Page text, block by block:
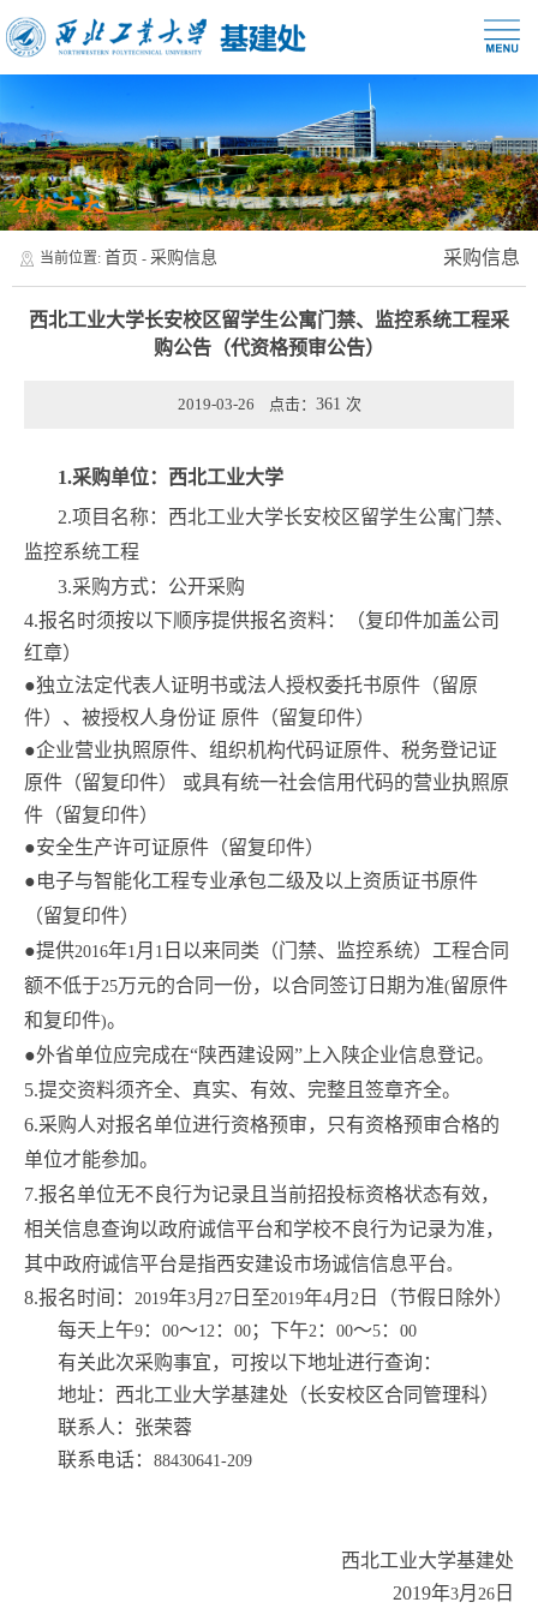
当前位置: 首页 - 采购信息 采购信息
西北工业大学长安校区留学生公寓门禁、监控系统工程采
购公告（代资格预审公告）
2019-03-26 点击： 361 次
1.采购单位：西北工业大学
2.项目名称：西北工业大学长安校区留学生公寓门禁、
监控系统工程
3.采购方式：公开采购
4.报名时须按以下顺序提供报名资料：（复印件加盖公司
红章）
●独立法定代表人证明书或法人授权委托书原件（留原
件）、被授权人身份证 原件（留复印件）
●企业营业执照原件、组织机构代码证原件、税务登记证
原件（留复印件） 或具有统一社会信用代码的营业执照原
件（留复印件）
●安全生产许可证原件（留复印件）
●电子与智能化工程专业承包二级及以上资质证书原件
（留复印件）
●提供2016年1 月 1 日以来同类（门禁、监控系统）工程合同
额不低于25万元的合同一份，以合同签订日期为准(留原件
和复印件)。
●外省单位应完成在“陕西建设网”上入陕企业信息登记。
5.提交资料须齐全、真实、有效、完整且签章齐全。
6.采购人对报名单位进行资格预审，只有资格预审合格的
单位才能参加。
7.报名单位无不良行为记录且当前招投标资格状态有效，
相关信息查询以政府诚信平台和学校不良行为记录为准，
其中政府诚信平台是指西安建设市场诚信信息平台。
8.报名时间： 2019年3月 27 日至2019年4月 2 日（节假日除外）
每天上午9 ： 00～12 ： 00 ；下午2 ： 00～5 ： 00
有关此次采购事宜，可按以下地址进行查询：
地址：西北工业大学基建处（长安校区合同管理科）
联系人：张荣蓉
联系电话： 88430641-209
西北工业大学基建处
2019年3月 26 日